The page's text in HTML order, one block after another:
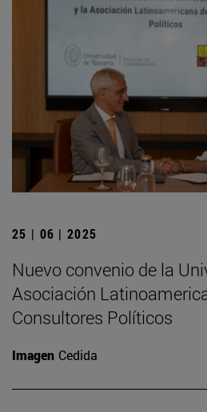
25 | 06 | 2025
Nuevo convenio de la
Asociación
Consultores Políticos
Imagen Cedida